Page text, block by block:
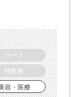
リース
軽飲食
容・医療